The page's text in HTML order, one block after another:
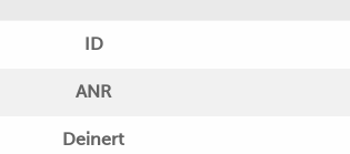
ID
ANR
Deinert